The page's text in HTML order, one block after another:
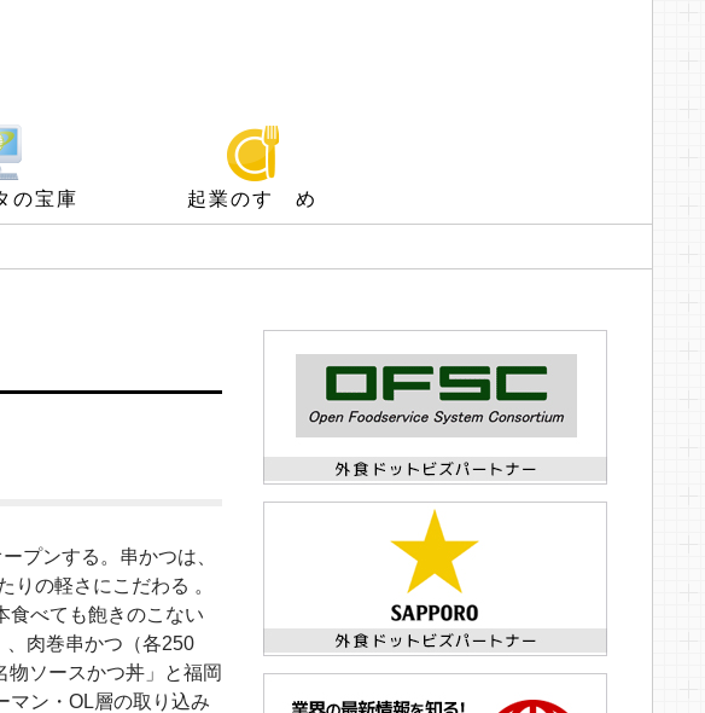
の宝庫 起業のすゝめ
プンする。串かつは、
の軽さにこだわる 。
食べても飽きのこない
肉巻串かつ（各250
物ソースかつ丼」と福岡
マン・OL層の取り込み